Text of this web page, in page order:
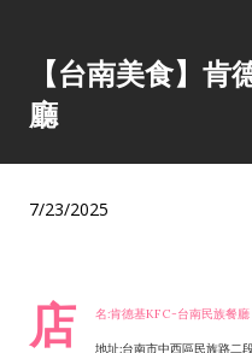
【台南美食】肯
廳
7/23/2025
店 名:肯德基KFC-台南民族餐廳
地址:台南市中西區民族路二